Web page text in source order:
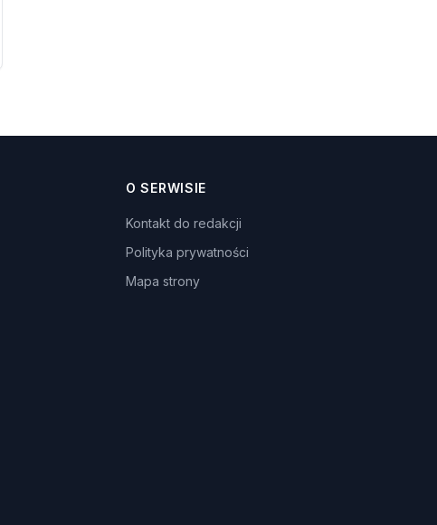
O SERWISIE
Kontakt do redakcji
Polityka prywatności
Mapa strony